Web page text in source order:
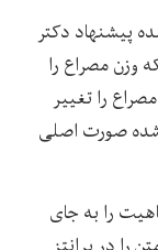
پیشنهاد دکتر
وزن مصراع را
را تغییر
صورت اصلی
را به جای